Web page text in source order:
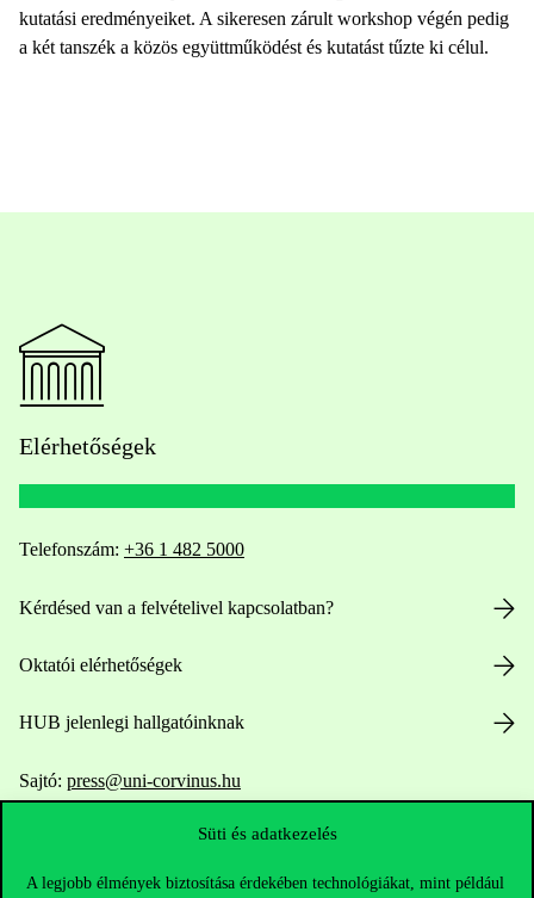
Süti és adatkezelés
A legjobb élmények biztosítása érdekében technológiákat, mint például
kutatási eredményeiket. A sikeresen zárult workshop végén pedig
a két tanszék a közös együttműködést és kutatást tűzte ki célul.
Elérhetőségek
Telefonszám: +36 1 482 5000
Kérdésed van a felvételivel kapcsolatban?
Oktatói elérhetőségek
HUB jelenlegi hallgatóinknak
Sajtó: press@uni-corvinus.hu